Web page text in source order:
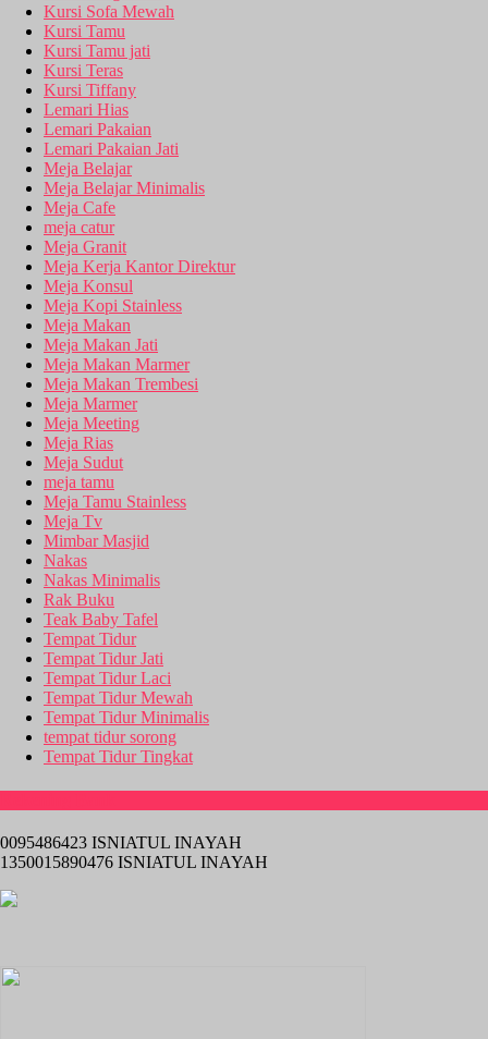
Kursi Sofa Mewah
Kursi Tamu
Kursi Tamu jati
Kursi Teras
Kursi Tiffany
Lemari Hias
Lemari Pakaian
Lemari Pakaian Jati
Meja Belajar
Meja Belajar Minimalis
Meja Cafe
meja catur
Meja Granit
Meja Kerja Kantor Direktur
Meja Konsul
Meja Kopi Stainless
Meja Makan
Meja Makan Jati
Meja Makan Marmer
Meja Makan Trembesi
Meja Marmer
Meja Meeting
Meja Rias
Meja Sudut
meja tamu
Meja Tamu Stainless
Meja Tv
Mimbar Masjid
Nakas
Nakas Minimalis
Rak Buku
Teak Baby Tafel
Tempat Tidur
Tempat Tidur Jati
Tempat Tidur Laci
Tempat Tidur Mewah
Tempat Tidur Minimalis
tempat tidur sorong
Tempat Tidur Tingkat
0095486423 ISNIATUL INAYAH
1350015890476 ISNIATUL INAYAH